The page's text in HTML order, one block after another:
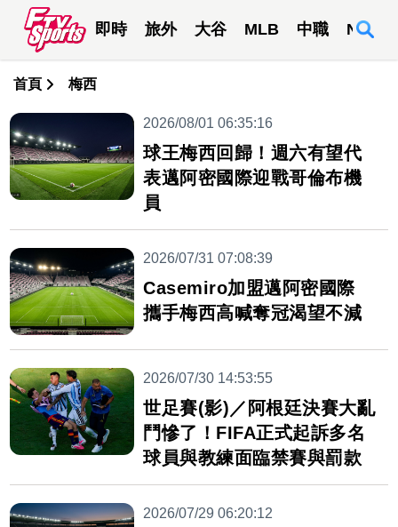
即時 旅外 大谷 MLB 中職 NBA
首頁 梅西
2026/08/01 06:35:16
球王梅西回歸！週六有望代
表邁阿密國際迎戰哥倫布機
員
2026/07/31 07:08:39
Casemiro加盟邁阿密國際
攜手梅西高喊奪冠渴望不減
2026/07/30 14:53:55
世足賽(影)／阿根廷決賽大亂
鬥慘了！FIFA正式起訴多名
球員與教練面臨禁賽與罰款
2026/07/29 06:20:12